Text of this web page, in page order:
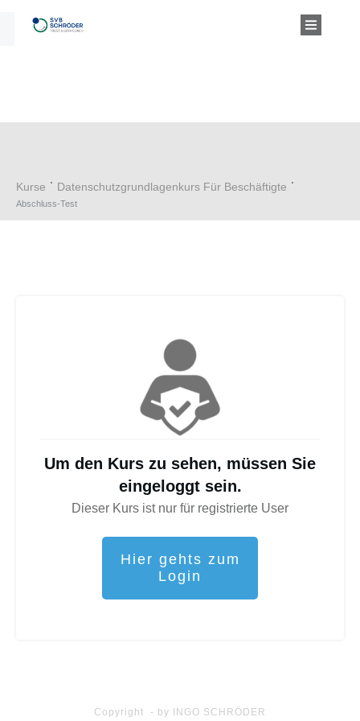
Kurse Datenschutzgrundlagenkurs Für Beschäftigte
Abschluss-Test
Um den Kurs zu sehen, müssen Sie
eingeloggt sein.
Dieser Kurs ist nur für registrierte User
Hier gehts zum
Login
Copyright - by INGO SCHRÖDER